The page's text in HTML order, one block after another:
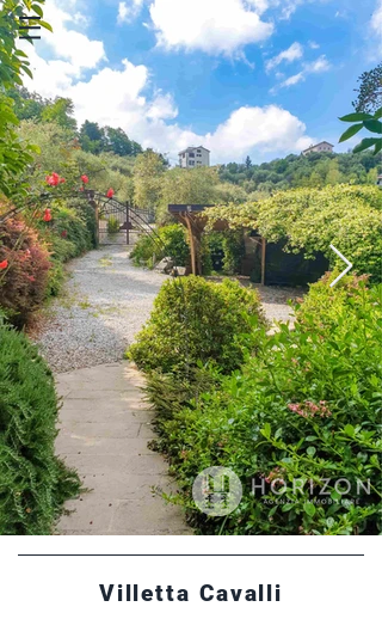
Villetta Cavalli